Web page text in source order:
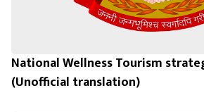
National Wellness Tourism
(Unofficial translation)